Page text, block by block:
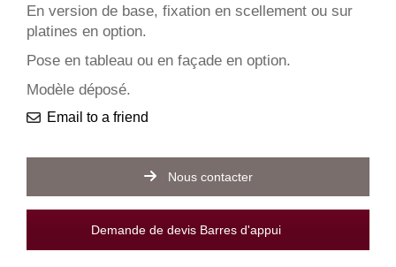
En version de base, fixation en scellement ou sur
platines en option.
Pose en tableau ou en façade en option.
Modèle déposé.
Email to a friend
Nous contacter
Demande de devis Barres d'appui